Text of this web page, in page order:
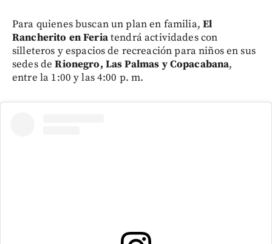
Para quienes buscan un plan en familia, El
Rancherito en Feriatendrá actividades con
silleteros y espacios de recreación para niños en sus
sedes deRionegro, Las Palmas y Copacabana,
entre la 1:00 y las 4:00 p. m.